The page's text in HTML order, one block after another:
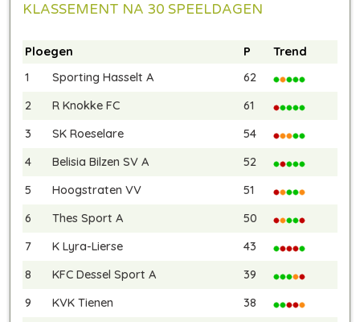
KLASSEMENT NA 30 SPEELDAGEN
Ploegen P
Trend
1
Sporting Hasselt A
62
2
R Knokke FC
61
3
SK Roeselare
54
4
Belisia Bilzen SV A
52
5
Hoogstraten VV
51
6
Thes Sport A
50
7
K Lyra-Lierse
43
8
KFC Dessel Sport A
39
9
KVK Tienen
38